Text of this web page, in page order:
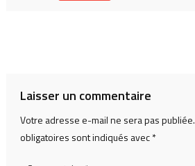
Laisser un commentaire
Votre adresse e-mail ne sera pas publiée.
obligatoires sont indiqués avec*